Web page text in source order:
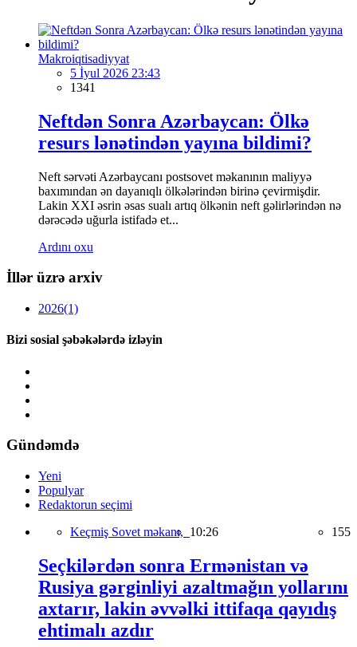
Makroiqtisadiyyat
5 İyul 2026 23:43
1341
Neftdən Sonra Azərbaycan: Ölkə
resurs lənətindən yayına bildimi?
Neft sərvəti Azərbaycanı postsovet məkanının maliyyə
baxımından ən dayanıqlı ölkələrindən birinə çevirmişdir.
Lakin XXI əsrin əsas sualı artıq ölkənin neft gəlirlərindən nə
dərəcədə uğurla istifadə et...
Ardını oxu
İllər üzrə arxiv
2026(1)
Bizi sosial şəbəkələrdə izləyin
Gündəmdə
Yeni
Populyar
Redaktorun seçimi
Keçmiş Sovet məkanı, 10:26 155
Seçkilərdən sonra Ermənistan və
Rusiya gərginliyi azaltmağın yollarını
axtarır, lakin əvvəlki ittifaqa qayıdış
ehtimalı azdır